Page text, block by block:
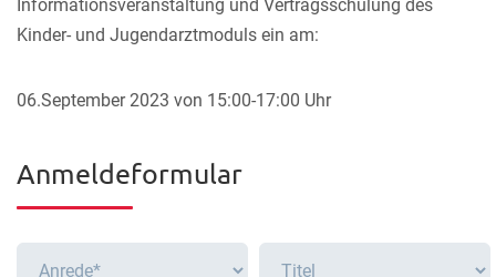
Informationsveranstaltung und Vertragsschulung des
Kinder- und Jugendarztmoduls ein am:
06.September 2023 von 15:00-17:00 Uhr
Anmeldeformular